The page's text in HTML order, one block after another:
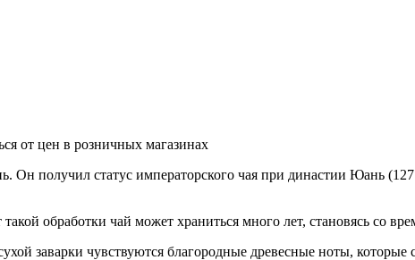
от цен в розничных магазинах
получил статус императорского чая при династии Юань
обработки чай может храниться много лет, становясь со
заварки чувствуются благородные древесные ноты,